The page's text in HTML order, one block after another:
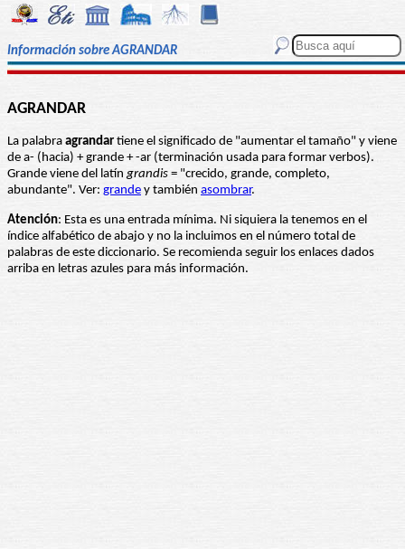
Información sobre AGRANDAR
AGRANDAR
La palabra agrandar tiene el significado de "aumentar el tamaño" y viene
de a- (hacia) + grande + -ar (terminación usada para formar verbos).
Grande viene del latíngrandis = "crecido, grande, completo,
abundante". Ver: grande y también asombrar.
Atención: Esta es una entrada mínima. Ni siquiera la tenemos en el
índice alfabético de abajo y no la incluimos en el número total de
palabras de este diccionario. Se recomienda seguir los enlaces dados
arriba en letras azules para más información.